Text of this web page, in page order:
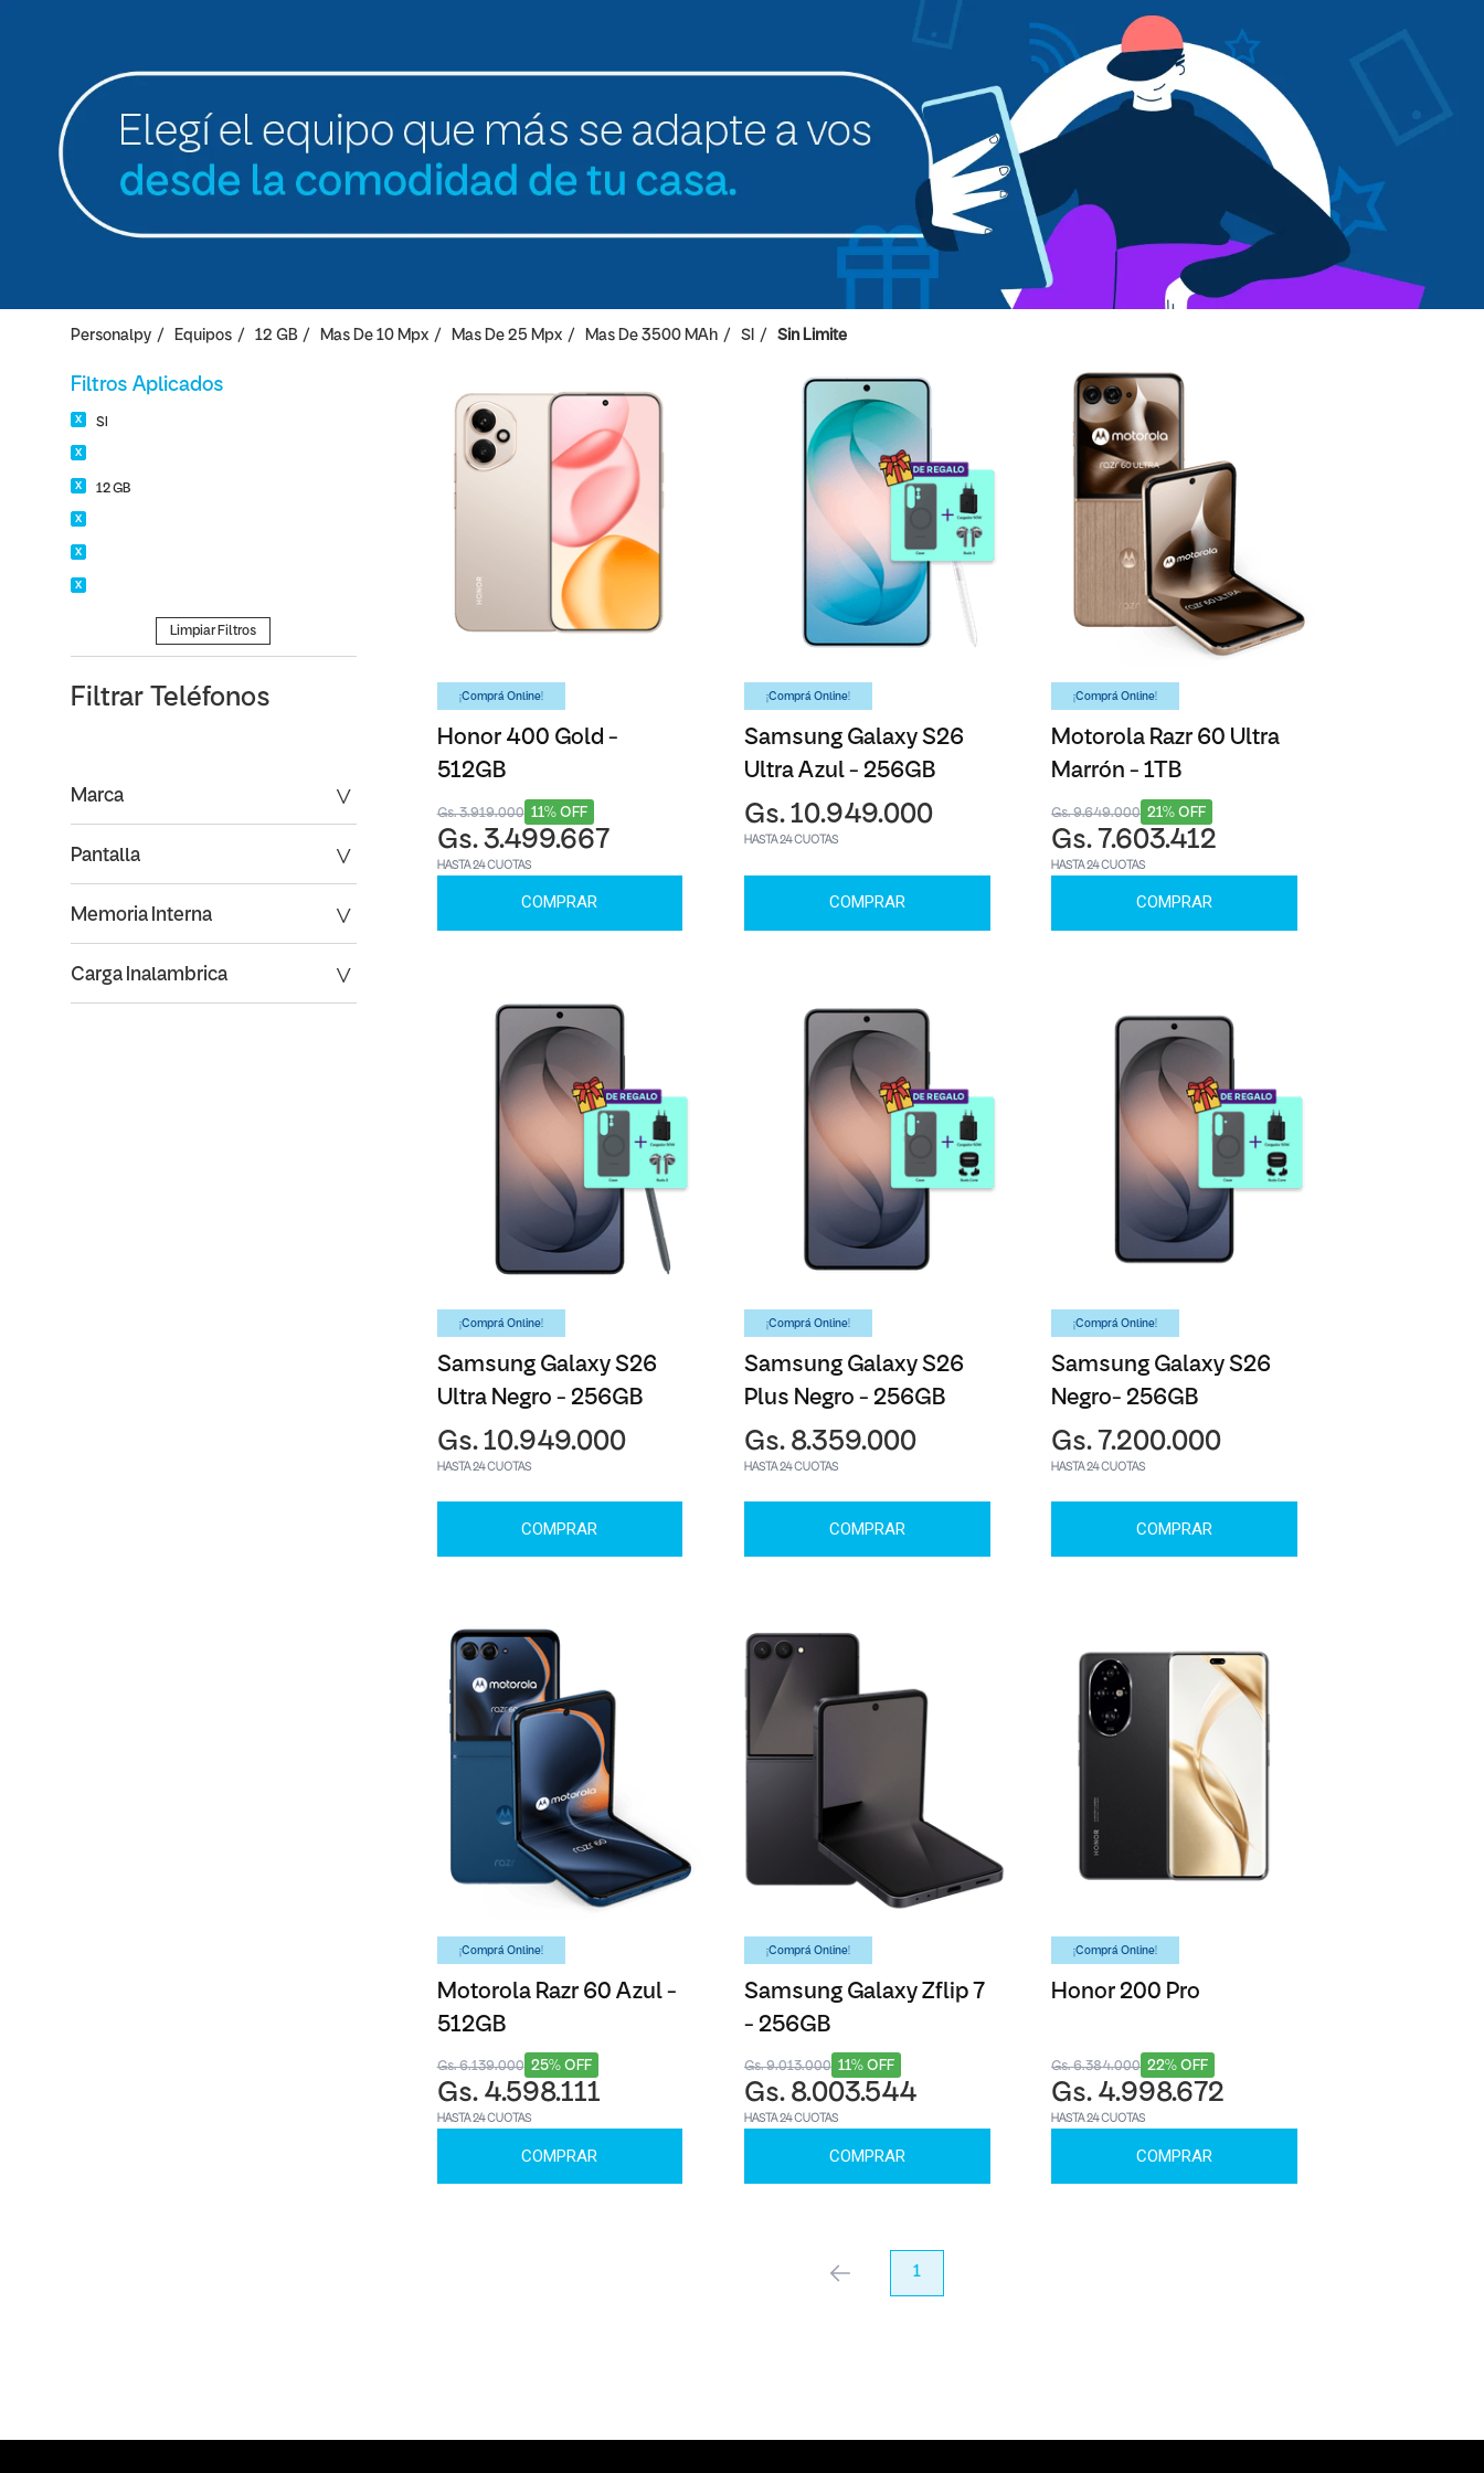
Personalpy Equipos 12 GB Mas De 10 Mpx Mas De 25 Mpx Mas De 3500 MAh SI Sin Limite
Filtros Aplicados
SI
12 GB
Limpiar Filtros
Filtrar Teléfonos
Marca
Pantalla
Carga Inalambrica
Memoria Interna
¡Comprá Online!
Honor 400 Gold -
512GB
11% OFF
Gs. 3.919.000
Gs. 3.499.667
HASTA 24 CUOTAS
COMPRAR
¡Comprá Online!
Samsung Galaxy S26
Ultra Azul - 256GB
Gs. 10.949.000
HASTA 24 CUOTAS
COMPRAR
¡Comprá Online!
Motorola Razr 60 Ultra
Marrón - 1TB
21% OFF
Gs. 9.649.000
Gs. 7.603.412
HASTA 24 CUOTAS
COMPRAR
¡Comprá Online!
Samsung Galaxy S26
Ultra Negro - 256GB
Gs. 10.949.000
HASTA 24 CUOTAS
COMPRAR
¡Comprá Online!
Samsung Galaxy S26
Plus Negro - 256GB
Gs. 8.359.000
HASTA 24 CUOTAS
COMPRAR
¡Comprá Online!
Samsung Galaxy S26
Negro- 256GB
Gs. 7.200.000
HASTA 24 CUOTAS
COMPRAR
¡Comprá Online!
Motorola Razr 60 Azul -
512GB
25% OFF
Gs. 6.139.000
Gs. 4.598.111
HASTA 24 CUOTAS
COMPRAR
¡Comprá Online!
Samsung Galaxy Zflip 7
- 256GB
11% OFF
Gs. 9.013.000
Gs. 8.003.544
HASTA 24 CUOTAS
COMPRAR
¡Comprá Online!
Honor 200 Pro
22% OFF
Gs. 6.384.000
Gs. 4.998.672
HASTA 24 CUOTAS
COMPRAR
anterior 1